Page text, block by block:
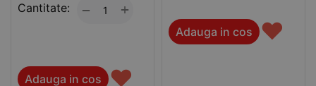
Cantitate:
+
−
Adauga in cos ♥
Adauga in cos ♥